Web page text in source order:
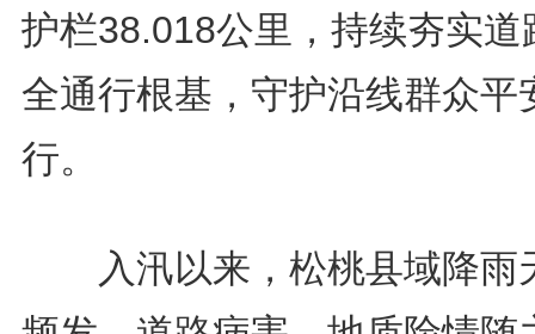
护栏38.018公里，持续夯实道
全通行根基，守护沿线群众平
行。
入汛以来，松桃县域降雨